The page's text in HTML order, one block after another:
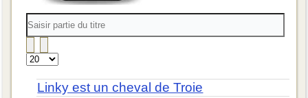
Saisir
partie
du
Affichage
#
Linky est un cheval de Troie